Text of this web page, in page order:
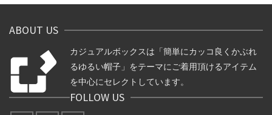
稿
の
ー
ジ
送
り
ABOUT US
カジュアルボックスは「簡単にカッコ良くかぶれ
るゆるい帽子」をテーマにご着用頂けるアイテム
を中心にセレクトしています。
FOLLOW US